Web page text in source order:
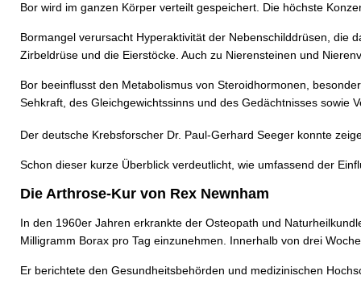
Bor wird im ganzen Körper verteilt gespeichert. Die höchste
Bormangel verursacht Hyperaktivität der Nebenschilddrüsen, die
Zirbeldrüse und die Eierstöcke. Auch zu Nierensteinen und
Bor beeinflusst den Metabolismus von Steroidhormonen,
Sehkraft, des Gleichgewichtssinns und des Gedächtnisses sowie
Der deutsche Krebsforscher Dr. Paul-Gerhard Seeger konnte
Schon dieser kurze Überblick verdeutlicht, wie umfassend der
Die Arthrose-Kur von Rex Newnham
In den 1960er Jahren erkrankte der Osteopath und
Milligramm Borax pro Tag einzunehmen. Innerhalb von drei
Er berichtete den Gesundheitsbehörden und medizinischen